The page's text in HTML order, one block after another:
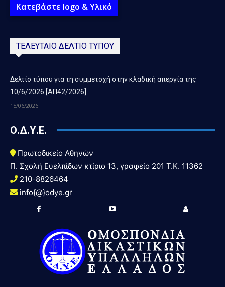
Κατεβάστε logo & Υλικό
ΤΕΛΕΥΤΑΙΟ ΔΕΛΤΙΟ ΤΥΠΟΥ
Δελτίο τύπου για τη συμμετοχή στην κλαδική απεργία της
10/6/2026 [ΑΠ42/2026]
15/06/2026
Ο.Δ.Υ.Ε.
Πρωτοδικείο Αθηνών
Π. Σχολή Ευελπίδων κτίριο 13, γραφείο 201 T.K. 11362
210-8826464
info{@}odye.gr